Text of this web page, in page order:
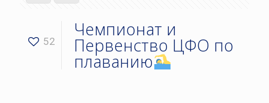
52
Чемпионат и
Первенство ЦФО по
плаванию